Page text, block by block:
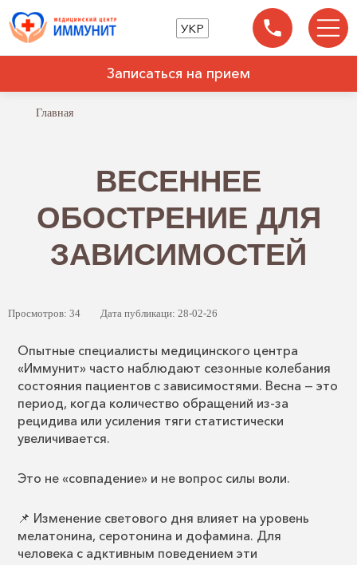
УКР
Записаться на прием
Главная
ВЕСЕННЕЕ
ОБОСТРЕНИЕ ДЛЯ
ЗАВИСИМОСТЕЙ
Просмотров: 34 Дата публикаци: 28-02-26
Опытные специалисты медицинского центра
«Иммунит» часто наблюдают сезонные колебания
состояния пациентов с зависимостями. Весна — это
период, когда количество обращений из-за
рецидива или усиления тяги статистически
увеличивается.
Это не «совпадение» и не вопрос силы воли.
📌 Изменение светового дня влияет на уровень
мелатонина, серотонина и дофамина. Для
человека с адктивным поведением эти